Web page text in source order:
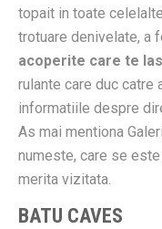
topait in toate
trotuare denivelate, a
acoperite care te
rulante care duc
informatiile despre
As mai mentiona
numeste, care se
merita vizitata.
BATU CAVES